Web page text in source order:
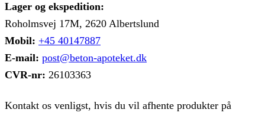
varesiden
Lager og ekspedition:
Roholmsvej 17M, 2620 Albertslund
Mobil: +45 40147887
E-mail: post@beton-apoteket.dk
CVR-nr: 26103363
Kontakt os venligst, hvis du vil afhente produkter på